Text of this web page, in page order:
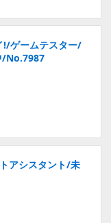
!/ゲームテスター/
/No.7987
アシスタント/未